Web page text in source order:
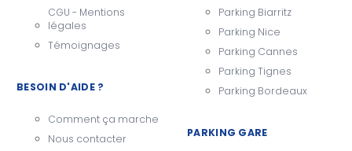
CGU - Mentions
légales
Témoignages
BESOIN D'AIDE ?
Comment ça marche
Nous contacter
Parking Biarritz
Parking Nice
Parking Cannes
Parking Tignes
Parking Bordeaux
PARKING GARE